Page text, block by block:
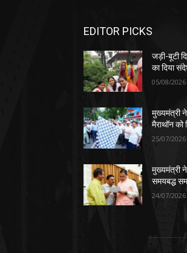
EDITOR PICKS
जड़ी-बूटी
का दिया
05/08/2026
मुख्यमंत्री ने
मैराथॉन को
25/07/2026
मुख्यमंत्री
समयबद्ध
24/07/2026